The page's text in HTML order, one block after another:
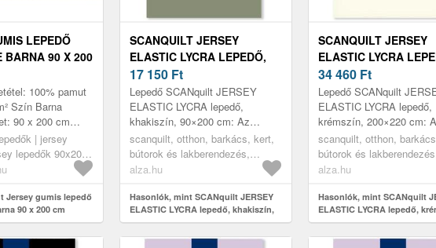
LEPEDŐ
BARNA 90 X 200
100% pamut
Szín Barna
90 x 200 cm
és tartós anyag
Magas
| jersey
lepedők 90x200
Jersey gumis lepedő
90 x 200 cm
SCANQUILT JERSEY
ELASTIC LYCRA LEPEDŐ,
KHAKISZÍN, 90×200 CM
17 150 Ft
Lepedő SCANquilt JERSEY
ELASTIC LYCRA lepedő,
khakiszín, 90×200 cm: Az
igényes kialakítású Scanquilt
lepedő nem csak egy megfelelő
védelem a matrac...
scanquilt, otthon, barkács, kert,
bútorok és lakberendezés,
lakástextil, ágyneműhuzatok,
alza.hu
Hasonlók, mint SCANquilt JERSEY
ELASTIC LYCRA lepedő, khakiszín,
90×200 cm
SCANQUILT JERSEY
ELASTIC LYCRA
KRÉMSZÍN, 200×220
34 460 Ft
Lepedő SCANquilt
ELASTIC LYCRA lepedő,
krémszín, 200×220 cm: A
minőségi Scanquilt
csak a matracot védi,
csodálatosan kényel...
scanquilt, otthon,
bútorok és
lakástextil,
alza.hu
Hasonlók, mint SCANquilt
ELASTIC LYCRA lepedő,
200×220 cm